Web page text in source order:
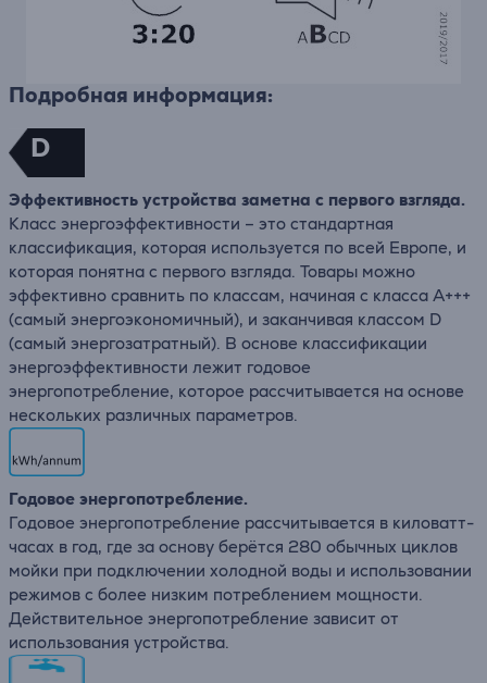
Подробная информация:
D
Эффективность устройства заметна с первого взгляда.
Класс энергоэффективности – это стандартная
классификация, которая используется по всей Европе, и
которая понятна с первого взгляда. Товары можно
эффективно сравнить по классам, начиная с класса A+++
(самый энергоэкономичный), и заканчивая классом D
(самый энергозатратный). В основе классификации
энергоэффективности лежит годовое
энергопотребление, которое рассчитывается на основе
нескольких различных параметров.
Годовое энергопотребление.
Годовое энергопотребление рассчитывается в киловатт-
часах в год, где за основу берётся 280 обычных циклов
мойки при подключении холодной воды и использовании
режимов с более низким потреблением мощности.
Действительное энергопотребление зависит от
использования устройства.